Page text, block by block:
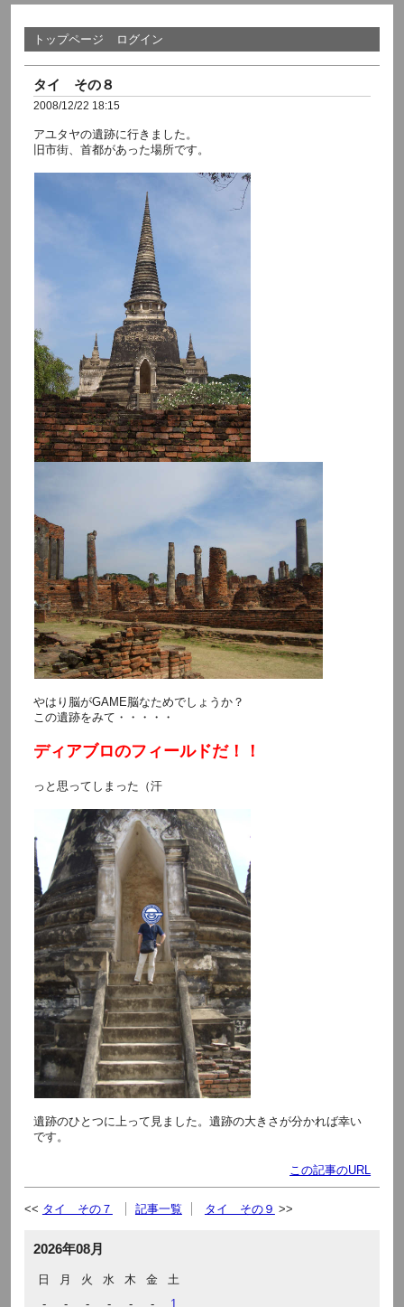
トップページ ログイン
タイ その８
2008/12/22 18:15
アユタヤの遺跡に行きました。
旧市街、首都があった場所です。
やはり脳がGAME脳なためでしょうか？
この遺跡をみて・・・・・
ディアブロのフィールドだ！！
っと思ってしまった（汗
遺跡のひとつに上って見ました。遺跡の大きさが分かれば幸い
です。
この記事のURL
タイ その７ 記事一覧 タイ その９
2026年08月
日 月 火 水 木 金
土
-
- - - - -
1